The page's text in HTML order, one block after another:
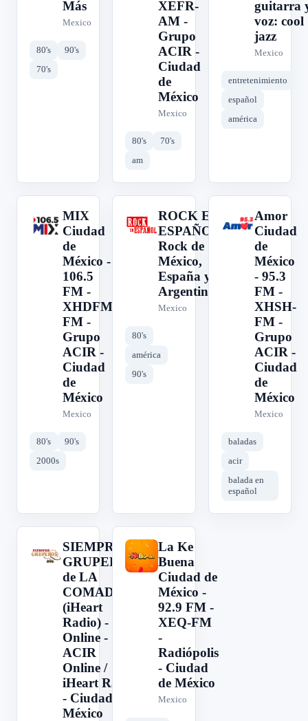
Más
Mexico
80's
90's
70's
XEFR-
AM -
Grupo
ACIR -
Ciudad
de
México
Mexico
80's
70's
am
guitarra
voz: cool
jazz
Mexico
entretenimiento
español
américa
M
MIX
Ciudad
de
México -
106.5
FM -
XHDFM-
FM -
Grupo
ACIR -
Ciudad
de
México
Mexico
80's
90's
2000s
R
ROCK EN
ESPAÑOL:
Rock de
México,
España y
Argentina
Mexico
80's
américa
90's
A
Amor
Ciudad
de
México
- 95.3
FM -
XHSH-
FM -
Grupo
ACIR -
Ciudad
de
México
Mexico
baladas
acir
balada en
español
S
SIEMPRE
GRUPEROS
de LA
COMADRE
(iHeart
Radio) -
Online -
ACIR
Online /
iHeart Radio
- Ciudad de
México
L
La Ke
Buena
Ciudad de
México -
92.9 FM -
XEQ-FM
-
Radiópolis
- Ciudad
de México
Mexico